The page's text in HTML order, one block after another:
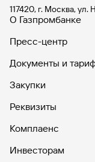
117420, г. Москва, ул.
О Газпромбанке
Пресс-центр
Документы и
Закупки
Реквизиты
Комплаенс
Инвесторам